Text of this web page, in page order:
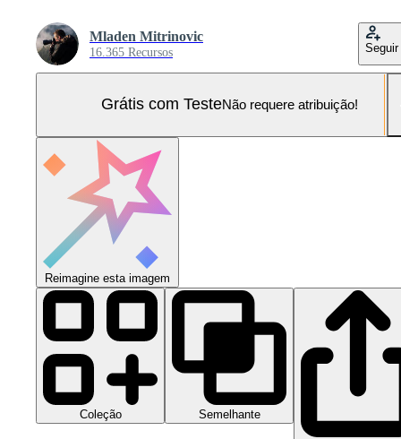
Mladen Mitrinovic
16.365 Recursos Seguir
Grátis com TesteNão requere atribuição!
Reimagine esta imagem
Coleção Semelhante